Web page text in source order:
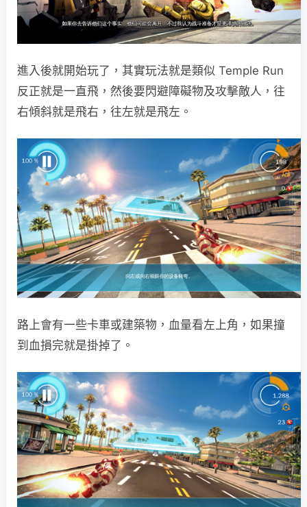
進入後就開始玩了，其實玩法就是類似 Temple Run
反正就是一直飛，然後要閃避障礙物及攻擊敵人，往
右傾斜就是飛右，往左就是飛左。
路上會有一些卡車或建築物，血量看左上角，如果撞
到血損完就是掛掉了。